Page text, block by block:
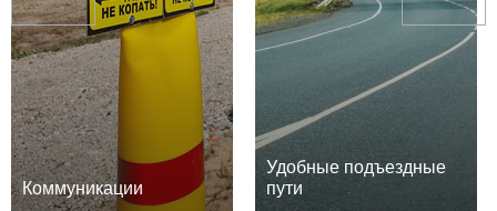
Коммуникации
Удобные подъездные
пути